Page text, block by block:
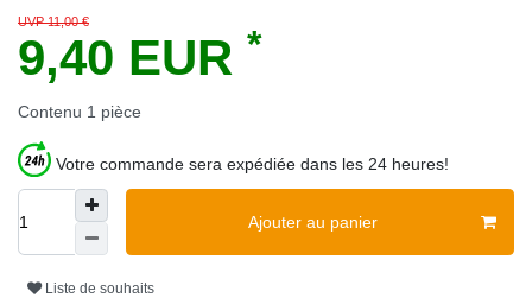
UVP 11,00 €
9,40 EUR *
Contenu 1 pièce
Votre commande sera expédiée dans les 24 heures!
Ajouter au panier
Liste de souhaits